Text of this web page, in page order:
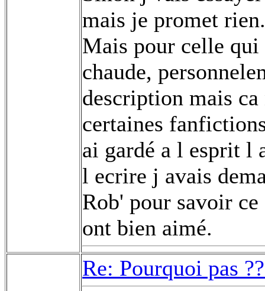
mais je promet
Mais pour celle qui
chaude,
description mais
certaines
ai gardé a l esprit l
l ecrire j avais
Rob' pour savoir
ont bien aimé.
Re: Pourquoi pas